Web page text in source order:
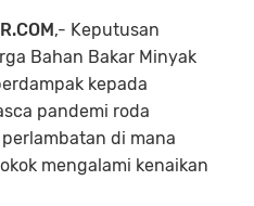
,- Keputusan
Bahan Bakar Minyak
kepada
pandemi roda
di mana
mengalami kenaikan